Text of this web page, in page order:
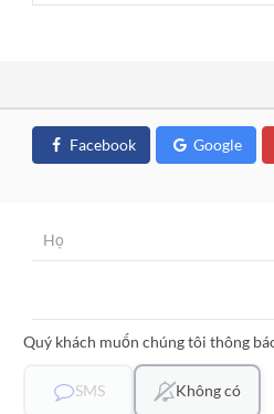
Facebook Google
Quý khách muốn chúng tôi thông
SMS Không có